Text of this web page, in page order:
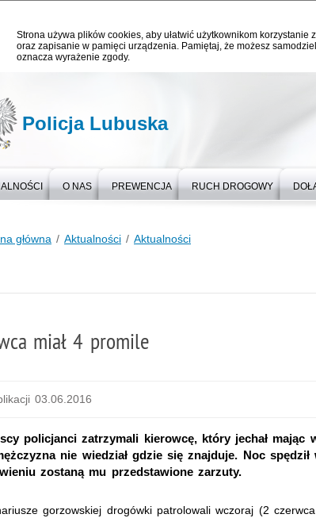
Strona używa plików cookies, aby ułatwić użytkownikom
oraz zapisanie w pamięci urządzenia. Pamiętaj, że możesz
oznacza wyrażenie zgody.
Policja Lubuska
O NAS PREWENCJA RUCH DROGOWY
główna Aktualności Aktualności
miał 4 promile
03.06.2016
policjanci zatrzymali kierowcę, który jechał mając
nie wiedział gdzie się znajduje. Noc
zostaną mu przedstawione zarzuty.
gorzowskiej drogówki patrolowali wczoraj (2